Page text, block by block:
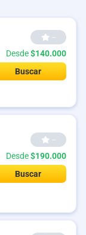
--
Desde$140.000
Buscar
--
Desde$190.000
Buscar